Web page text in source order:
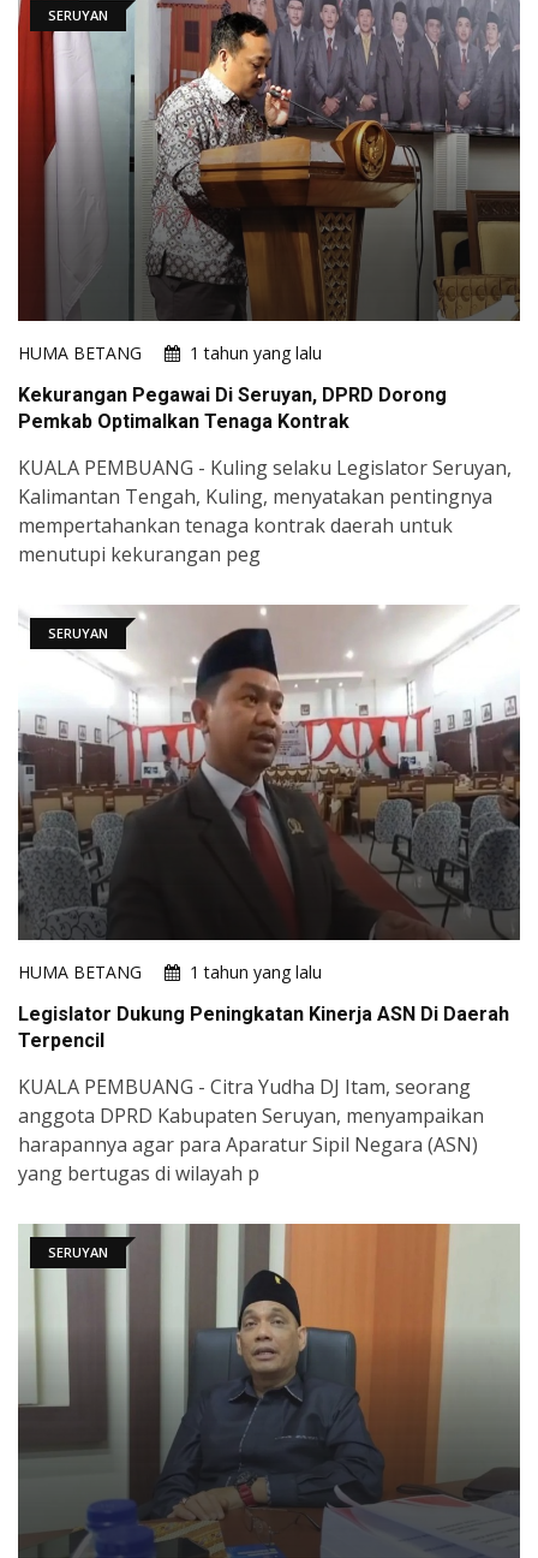
SERUYAN
HUMA BETANG
1 tahun yang lalu
Kekurangan Pegawai Di Seruyan, DPRD Dorong
Pemkab Optimalkan Tenaga Kontrak
KUALA PEMBUANG - Kuling selaku Legislator Seruyan,
Kalimantan Tengah, Kuling, menyatakan pentingnya
mempertahankan tenaga kontrak daerah untuk
menutupi kekurangan peg
SERUYAN
HUMA BETANG
1 tahun yang lalu
Legislator Dukung Peningkatan Kinerja ASN Di Daerah
Terpencil
KUALA PEMBUANG - Citra Yudha DJ Itam, seorang
anggota DPRD Kabupaten Seruyan, menyampaikan
harapannya agar para Aparatur Sipil Negara (ASN)
yang bertugas di wilayah p
SERUYAN